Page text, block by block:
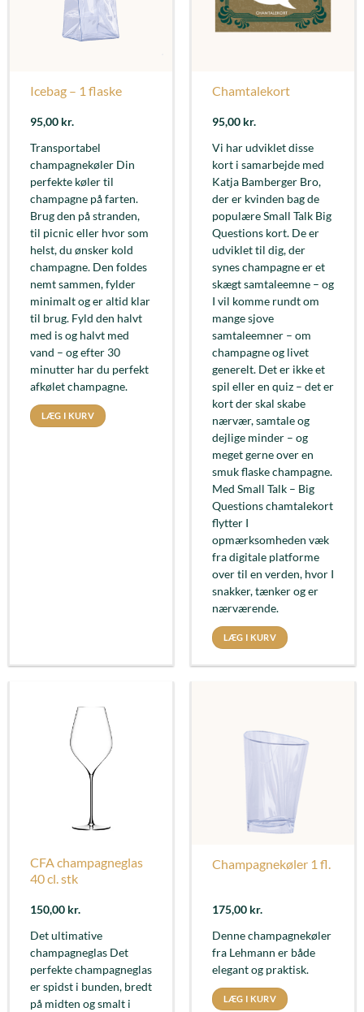
Icebag – 1 flaske
95,00 kr.
Transportabel
champagnekøler Din
perfekte køler til
champagne på farten.
Brug den på stranden,
til picnic eller hvor som
helst, du ønsker kold
champagne. Den foldes
nemt sammen, fylder
minimalt og er altid klar
til brug. Fyld den halvt
med is og halvt med
vand – og efter 30
minutter har du perfekt
afkølet champagne.
LÆG I KURV
Chamtalekort
95,00 kr.
Vi har udviklet disse
kort i samarbejde med
Katja Bamberger Bro,
der er kvinden bag de
populære Small Talk Big
Questions kort. De er
udviklet til dig, der
synes champagne er et
skægt samtaleemne – og
I vil komme rundt om
mange sjove
samtaleemner – om
champagne og livet
generelt. Det er ikke et
spil eller en quiz – det er
kort der skal skabe
nærvær, samtale og
dejlige minder – og
meget gerne over en
smuk flaske champagne.
Med Small Talk – Big
Questions chamtalekort
flytter I
opmærksomheden væk
fra digitale platforme
over til en verden, hvor I
snakker, tænker og er
nærværende.
LÆG I KURV
CFA champagneglas
40 cl. stk
150,00 kr.
Det ultimative
champagneglas Det
perfekte champagneglas
er spidst i bunden, bredt
på midten og smalt i
Champagnekøler 1 fl.
175,00 kr.
Denne champagnekøler
fra Lehmann er både
elegant og praktisk.
LÆG I KURV